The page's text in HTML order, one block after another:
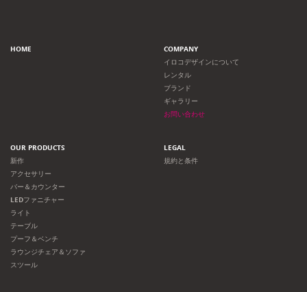
HOME
COMPANY
イロコデザインについて
レンタル
ブランド
ギャラリー
お問い合わせ
OUR PRODUCTS
新作
アクセサリー
バー＆カウンター
LEDファニチャー
ライト
テーブル
プーフ＆ベンチ
ラウンジチェア＆ソファ
スツール
LEGAL
規約と条件